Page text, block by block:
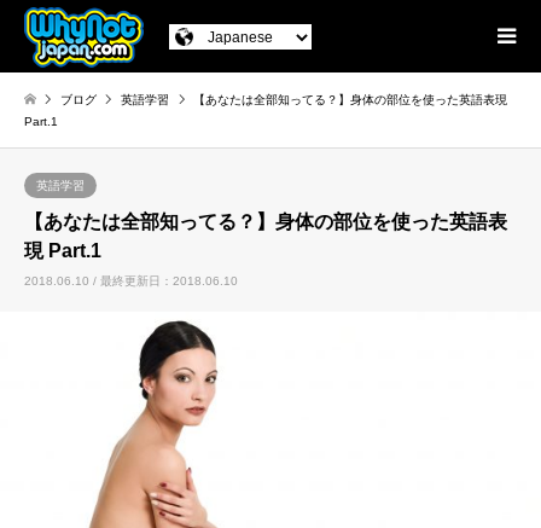
ブログ 英語学習
【あなたは全部知ってる？】身体の部位を使った英語表現
Part.1
英語学習
【あなたは全部知ってる？】身体の部位を使った英語表
現 Part.1
2018.06.10 / 最終更新日：2018.06.10